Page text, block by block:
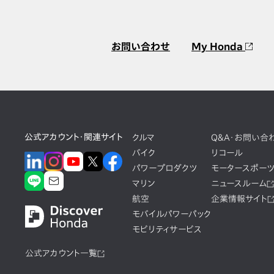
お問い合わせ My Honda
公式アカウント・関連サイト
公式アカウント一覧
クルマ
バイク
パワープロダクツ
マリン
航空
モバイルパワーパック
モビリティサービス
Q&A・お問い合
リコール
モータースポーツ
ニュースルーム
企業情報サイト